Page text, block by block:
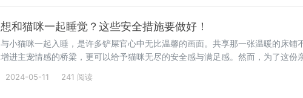
想和猫咪一起睡觉？这些安全措施要做好！
与小猫咪一起入睡，是许多铲屎官心中无比温馨的画面。共享那一张温暖的床铺
增进主宠情感的桥梁，更可以给予猫咪无尽的安全感与满足感。然而，为了这份
2024-05-11 241 阅读